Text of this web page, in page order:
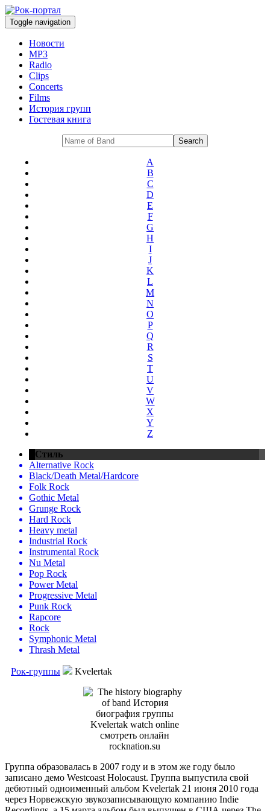
Toggle navigation
Новости
MP3
Radio
Clips
Concerts
Films
История групп
Гостевая книга
A
B
C
D
E
F
G
H
I
J
K
L
M
N
O
P
Q
R
S
T
U
V
W
X
Y
Z
Стиль
Alternative Rock
Black/Death Metal/Hardcore
Folk Rock
Gothic Metal
Grunge Rock
Hard Rock
Heavy metal
Industrial Rock
Instrumental Rock
Nu Metal
Pop Rock
Power Metal
Progressive Metal
Punk Rock
Rapcore
Rock
Symphonic Metal
Thrash Metal
Рок-группы Kvelertak
Группа образовалась в 2007 году и в этом же году было
записано демо Westcoast Holocaust. Группа выпустила свой
дебютный одноименный альбом Kvelertak 21 июня 2010 года
через Норвежскую звукозаписывающую компанию Indie